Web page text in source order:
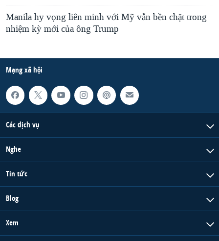
Manila hy vọng liên minh với Mỹ vẫn bền chặt trong
nhiệm kỳ mới của ông Trump
Mạng xã hội
Các dịch vụ
Nghe
Tin tức
Blog
Xem